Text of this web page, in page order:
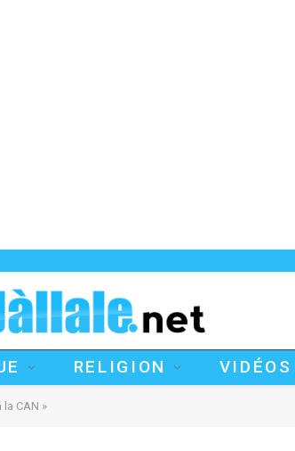
RELIGION VIDÉOS
CAN »